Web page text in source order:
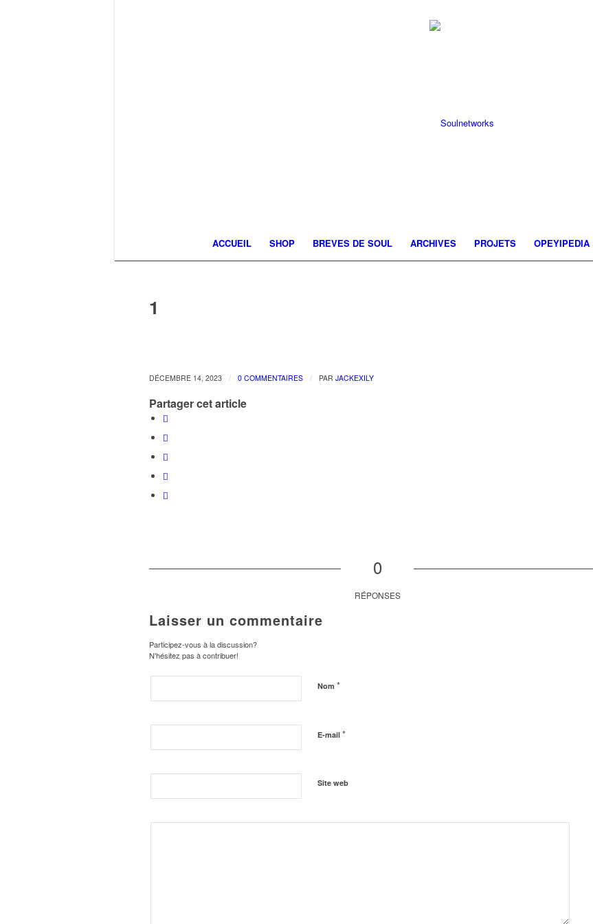
ACCUEIL SHOP BREVES DE SOUL ARCHIVES PROJETS OPEYIPEDIA
1
DÉCEMBRE 14, 2023 / 0 COMMENTAIRES / PAR JACKEXILY
Partager cet article
0
RÉPONSES
Laisser un commentaire
Participez-vous à la discussion?
N'hésitez pas à contribuer!
Nom *
E-mail *
Site web